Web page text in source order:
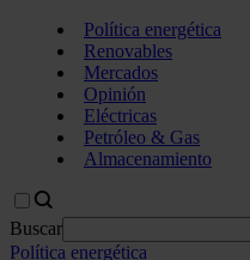
Política energética
Renovables
Mercados
Opinión
Eléctricas
Petróleo & Gas
Almacenamiento
Buscar
Política energética